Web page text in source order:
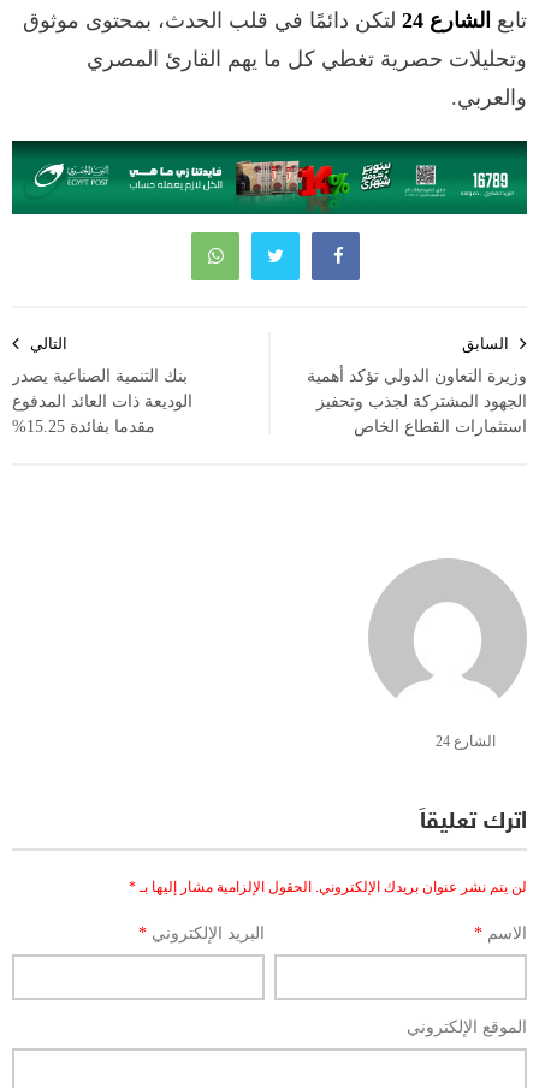
تابع الشارع 24
لتكن دائمًا في قلب الحدث، بمحتوى موثوق
وتحليلات حصرية تغطي كل ما يهم القارئ المصري
والعربي.
المقالات
السابق
وزيرة التعاون الدولي تؤكد أهمية
الجهود المشتركة لجذب وتحفيز
استثمارات القطاع الخاص
التالي
بنك التنمية الصناعية يصدر
الوديعة ذات العائد المدفوع
مقدما بفائدة 15.25%
الشارع 24
اترك تعليقاً
لن يتم نشر عنوان بريدك الإلكتروني. الحقول الإلزامية مشار إليها بـ*
الاسم * البريد الإلكتروني*
الموقع الإلكتروني